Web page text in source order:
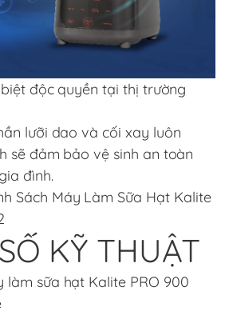
độc quyền tại thị trường
lưỡi dao và cối xay luôn
sẽ đảm bảo vệ sinh an toàn
đình.
Sách Máy Làm Sữa Hạt Kalite
KỸ THUẬT
làm sữa hạt Kalite PRO 900